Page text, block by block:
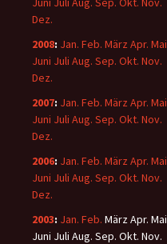
Dez.
2008: Jan. Feb. März Apr. Mai
Juni Juli Aug. Sep. Okt. Nov.
Dez.
2007: Jan. Feb. März Apr. Mai
Juni Juli Aug. Sep. Okt. Nov.
Dez.
2006: Jan. Feb. März Apr. Mai
Juni Juli Aug. Sep. Okt. Nov.
Dez.
2003: Jan. Feb. MärzApr. Mai
Juni Juli Aug. Sep. Okt. Nov.